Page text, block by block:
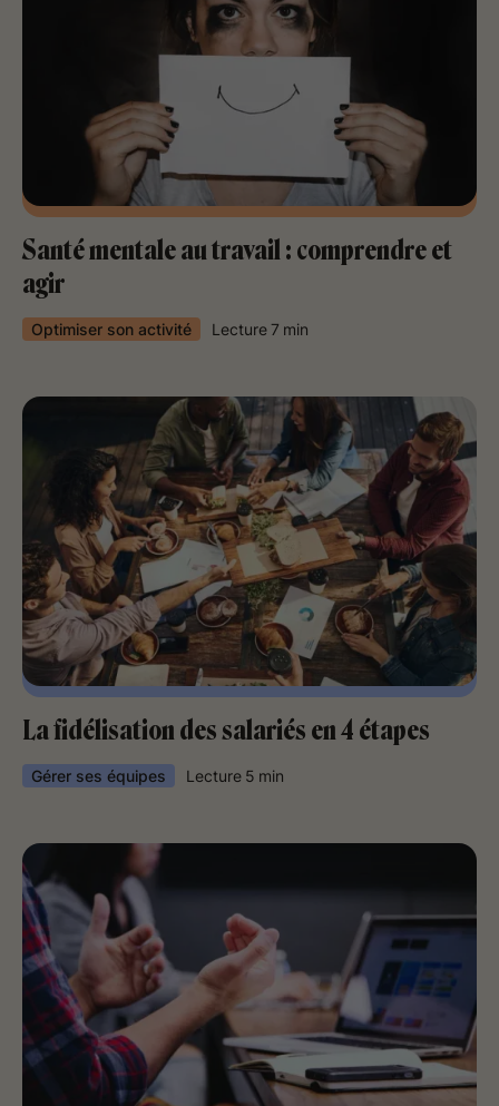
Santé mentale au travail : comprendre et
agir
Optimiser son activité Lecture7 min
La fidélisation des salariés en 4 étapes
Gérer ses équipes Lecture 5 min